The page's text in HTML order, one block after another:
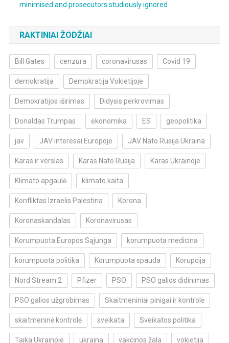
minimised and prosecutors studiously ignored
RAKTINIAI ŽODŽIAI
Bill Gates cenzūra coronavirusas Covid 19
demokratija Demokratija Vokietijoje
Demokratijos iširimas Didysis perkrovimas
Donaldas Trumpas ekonomika ES geopolitika
jav JAV interesai Europoje JAV Nato Rusija Ukraina
Karas ir verslas Karas Nato Rusija Karas Ukrainoje
Klimato apgaulė klimato kaita
Konfliktas Izraelis Palestina Korona
Koronaskandalas Koronavirusas
Korumpuota Europos Sąjunga korumpuota medicina
korumpuota politika Korumpuota spauda Korupcija
Nord Stream 2 Pfizer PSO PSO galios didinimas
PSO galios užgrobimas Skaitmeniniai pinigai ir kontrolė
skaitmeninė kontrolė sveikata Sveikatos politika
Taika Ukrainoje ukraina vakcinos žala vokietija